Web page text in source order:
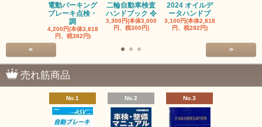
電動パーキング
ブレーキ点検・
調
4,200円(本体3,818
円、税382円)
二輪自動車検査
ハンドブック 令
3,300円(本体3,000
円、税300円)
2024 オイルデ
ータハンドブ
3,100円(本体2,818
円、税282円)
< >
売れ筋商品
No.1 No.2 No.3